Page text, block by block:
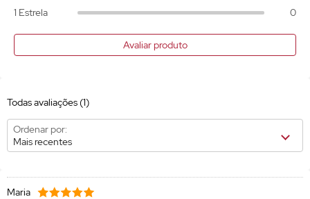
1 Estrela
0
Avaliar produto
Todas avaliações (1)
Ordenar por:
Mais recentes
Maria